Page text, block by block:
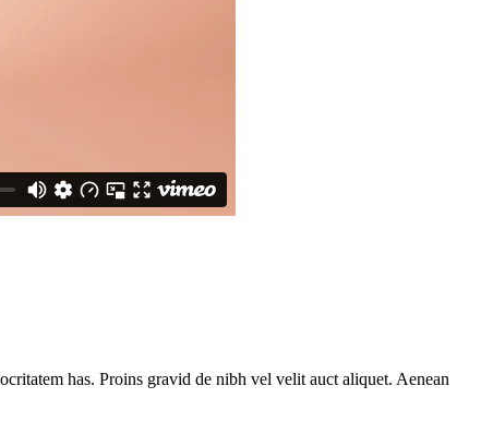
has. Proins gravid de nibh vel velit auct aliquet. Aenean